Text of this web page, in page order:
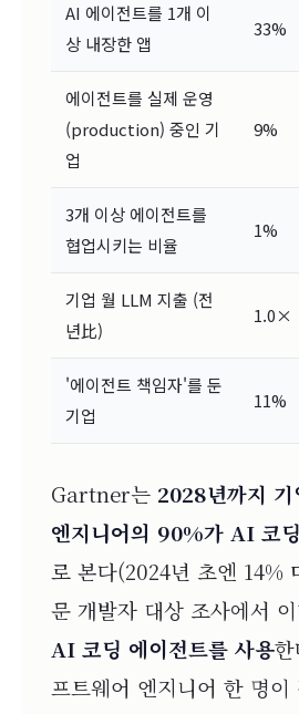
AI 에이전트를 1개 이
상 내장한 앱
33%
에이전트를 실제 운영
(production) 중인 기
업
9%
3개 이상 에이전트를
협업시키는 비율
1%
기업 월 LLM 지출 (전
년比)
1.0×
'에이전트 책임자'를 둔
기업
11%
Gartner는 2028년까지 기
엔지니어의 90%가 AI 코
로 본다(2024년 초엔 14%
문 개발자 대상 조사에서 이
AI 코딩 에이전트를 사용
프트웨어 엔지니어 한 명이